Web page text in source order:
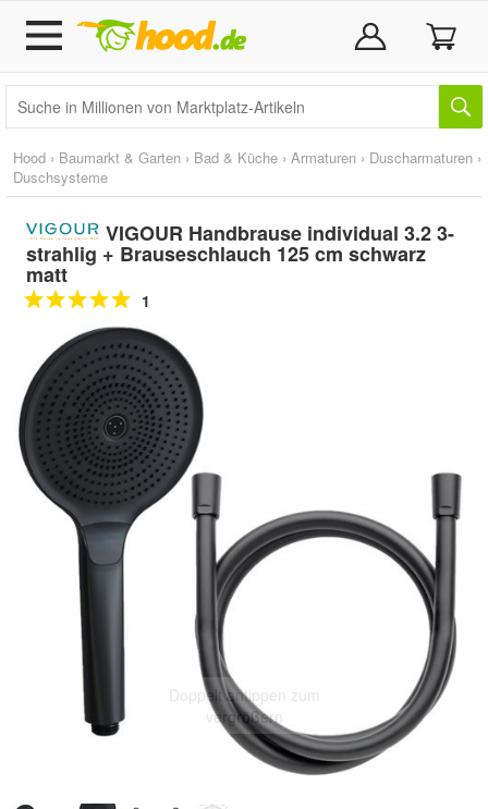
Hood › Baumarkt & Garten › Bad & Küche › Armaturen › Duscharmaturen ›
Duschsysteme
VIGOUR Handbrause individual 3.2 3-
strahlig + Brauseschlauch 125 cm schwarz
matt
1
Doppelt antippen zum
vergrößern